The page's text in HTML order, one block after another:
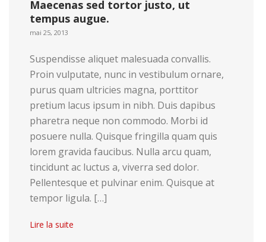
Maecenas sed tortor justo, ut
tempus augue.
mai 25, 2013
Suspendisse aliquet malesuada convallis.
Proin vulputate, nunc in vestibulum ornare,
purus quam ultricies magna, porttitor
pretium lacus ipsum in nibh. Duis dapibus
pharetra neque non commodo. Morbi id
posuere nulla. Quisque fringilla quam quis
lorem gravida faucibus. Nulla arcu quam,
tincidunt ac luctus a, viverra sed dolor.
Pellentesque et pulvinar enim. Quisque at
tempor ligula. […]
Lire la suite